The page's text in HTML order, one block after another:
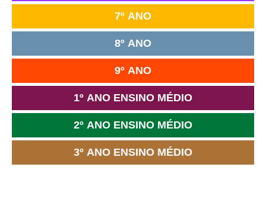
7º ANO
8º ANO
9º ANO
1º ANO ENSINO MÉDIO
2º ANO ENSINO MÉDIO
3º ANO ENSINO MÉDIO